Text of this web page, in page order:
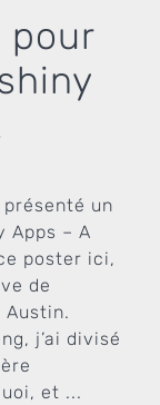
pour
un
Apps – A
poster ici,
de
j’ai divisé
et ...